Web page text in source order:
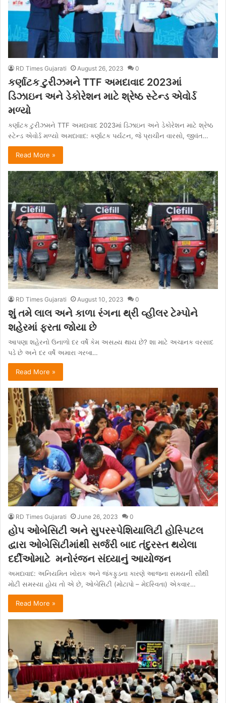
RD Times Gujarati August 26, 2023 0
કર્ણાટક ટુરીઝમને TTF અમદાવાદ 2023માં
ડિઝાઇન અને ડેકોરેશન માટે શ્રેષ્ઠ સ્ટેન્ડ એવોર્ડ
મળ્યો
કર્ણાટક ટુરીઝમને TTF અમદાવાદ 2023માં ડિઝાઇન અને ડેકોરેશન માટે શ્રેષ્ઠ
સ્ટેન્ડ એવોર્ડ મળ્યો અમદાવાદ: કર્ણાટક પર્યટન, જે પ્રાચીન વારસો, જીવંત…
Read More »
RD Times Gujarati August 10, 2023 0
શું તમે લાલ અને કાળા રંગના થ્રી વ્હીલર ટેમ્પોને
શહેરમાં ફરતા જોયા છે
આપણા શહેરનો ઉનાળો દર વર્ષે કેમ અસહ્ય થાય છે? શા માટે અચાનક વરસાદ
પડે છે અને દર વર્ષે અમારા ગરબા…
Read More »
RD Times Gujarati June 26, 2023 0
હોપ ઓબેસિટી અને સુપરસ્પેશિયાલિટી હોસ્પિટલ
દ્વારા ઓબેસિટીમાંથી સર્જરી બાદ તંદુરસ્ત થયેલા
દર્દીઓમાટે મનોરંજન સંધ્યાનું આયોજન
અમદાવાદ: અનિયમિત ખોરાક અને જંકફુડના કારણે આજના સમયની સૌથી
મોટી સમસ્યા હોય તો એ છે, ઓબેસિટી (મોટાપો – મેદસ્વિતા) એકવાર…
Read More »